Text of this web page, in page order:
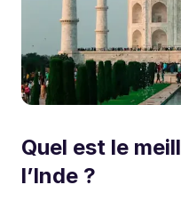
Quel est le
l’Inde ?